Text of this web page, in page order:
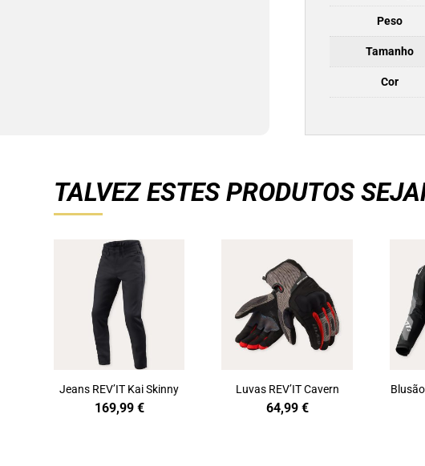
Peso
Tamanho
Cor
TALVEZ ESTES PRODUTOS
Jeans REV’IT Kai Skinny
169,99 €
Luvas REV’IT Cavern
64,99 €